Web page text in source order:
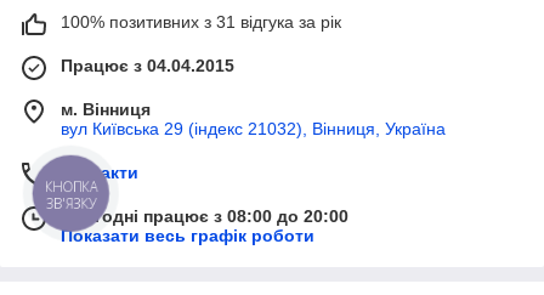
100% позитивних з 31 відгука за рік
Працює з 04.04.2015
м. Вінниця
вул Київська 29 (індекс 21032), Вінниця, Україна
Контакти
Сьогодні працює з 08:00 до 20:00
Показати весь графік роботи
КНОПКА
ЗВ'ЯЗКУ